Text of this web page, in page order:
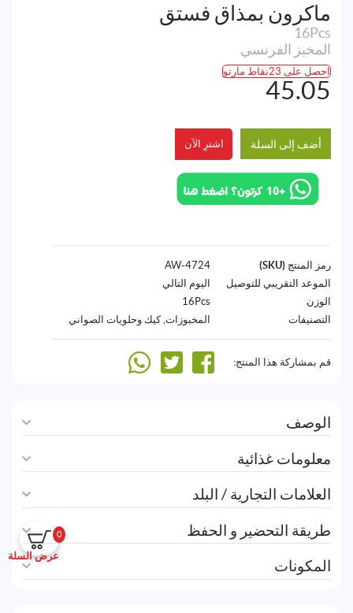
0
عرض السلة
ماكرون بمذاق فستق
16Pcs
المخبز الفرنسي
احصل على 23نقاط مارتو
45.05
أضف إلى السلة اشترِ الآن
رمز المنتج (SKU)
4724-AW
الموعد التقريبي للتوصيل
اليوم التالي
الوزن
16Pcs
التصنيفات
المخبوزات,كيك وحلويات الصواني
قم بمشاركة هذا المنتج:
الوصف
معلومات غذائية
العلامات التجارية / البلد
طريقة التحضير و الحفظ
المكونات